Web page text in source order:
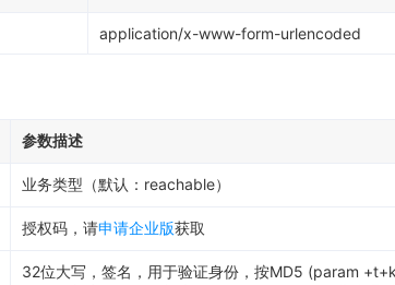
application/x-www-form-urlencoded
参数描述
业务类型（默认：reachable）
授权码，请申请企业版获取
32位大写，签名，用于验证身份，按MD5 (param